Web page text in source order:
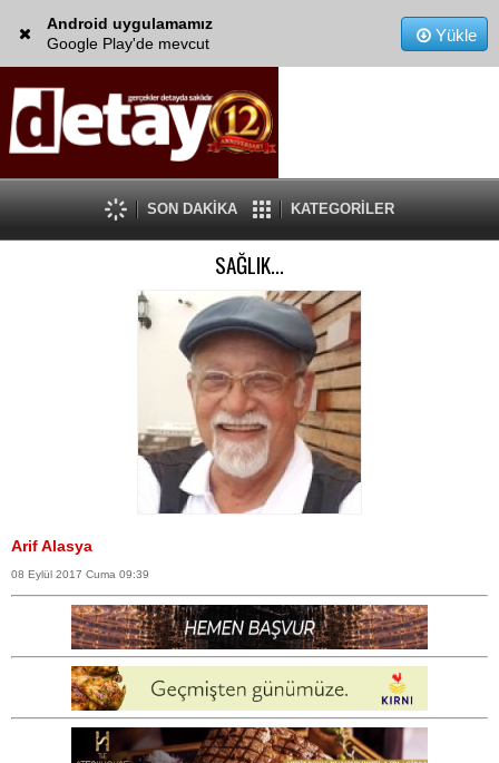
Android uygulamamız
Google Play'de mevcut
Yükle
SON DAKİKA KATEGORİLER
SAĞLIK...
Arif Alasya
08 Eylül 2017 Cuma 09:39